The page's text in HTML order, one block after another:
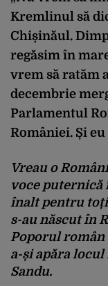
Kremlinul să
Chișinăul.
regăsim în
vrem să ratăm
decembrie
Parlamentul
României. Și
Vreau o
voce puternică
înalt pentru
s-au născut în
Poporul român
a-și apăra
Sandu.